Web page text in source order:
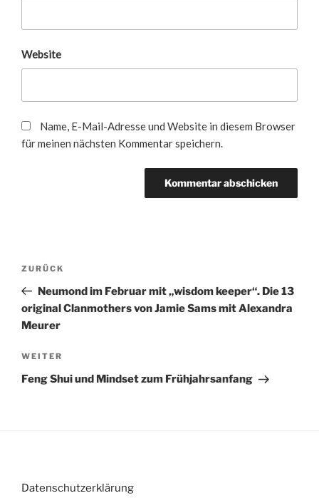
Website
Name, E-Mail-Adresse und Website in diesem Browser
für meinen nächsten Kommentar speichern.
Beitragsnavigation
Vorheriger
Beitrag
ZURÜCK
Neumond im Februar mit „wisdom keeper“. Die 13
original Clanmothers von Jamie Sams mit Alexandra
Meurer
Nächster
Beitrag
WEITER
Feng Shui und Mindset zum Frühjahrsanfang
Datenschutzerklärung